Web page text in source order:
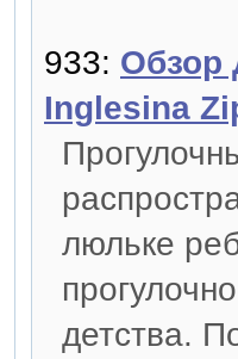
933: Обзор
Inglesina
люльке
детства.